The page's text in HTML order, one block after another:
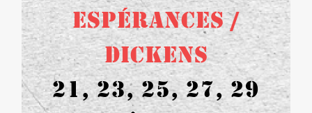
ESPÉRANCES /
DICKENS
21, 23, 25, 27, 29